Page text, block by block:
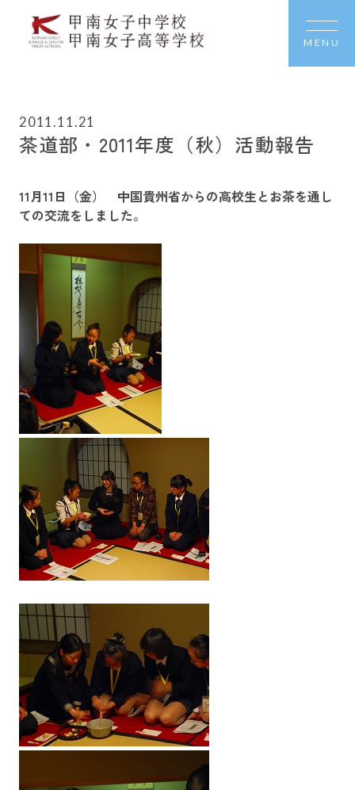
MENU
2011.11.21
茶道部・2011年度（秋）活動報告
11月11日（金） 中国貴州省からの高校生とお茶を通し
ての交流をしました。